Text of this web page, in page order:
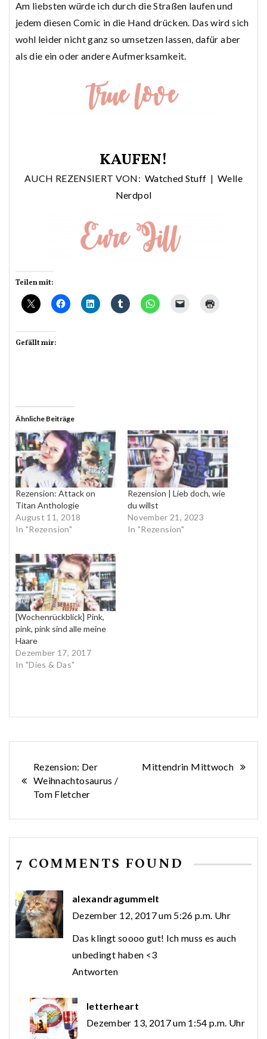
Am liebsten würde ich durch die Straßen laufen und
jedem diesen Comic in die Hand drücken. Das wird sich
wohl leider nicht ganz so umsetzen lassen, dafür aber
als die ein oder andere Aufmerksamkeit.
KAUFEN!
AUCH REZENSIERT VON: Watched Stuff |Welle
Nerdpol
Teilen mit:
Gefällt mir:
Ähnliche Beiträge
Rezension: Attack on
Titan Anthologie
August 11, 2018
In "Rezension"
Rezension | Lieb doch, wie
du willst
November 21, 2023
In "Rezension"
[Wochenrückblick] Pink,
pink, pink sind alle meine
Haare
Dezember 17, 2017
In "Dies & Das"
Beitragsnavigation
Rezension: Der
Weihnachtosaurus /
Tom Fletcher
Mittendrin Mittwoch
7 COMMENTS FOUND
alexandragummelt
Dezember 12, 2017 um 5:26 p.m. Uhr
Das klingt soooo gut! Ich muss es auch
unbedingt haben <3
Antworten
letterheart
Dezember 13, 2017 um 1:54 p.m. Uhr